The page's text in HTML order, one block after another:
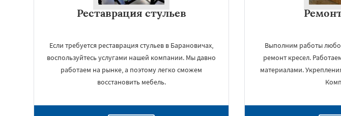
Реставрация стульев
Если требуется реставрация стульев в Барановичах,
воспользуйтесь услугами нашей компании. Мы давно
работаем на рынке, а поэтому легко сможем
восстановить мебель.
Выполним работы
ремонт кресел.
материалами.